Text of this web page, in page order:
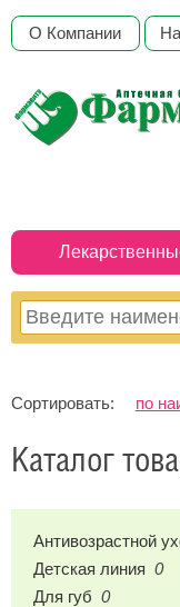
О Компании
препараты
Сортировать: по
Каталог
Антивозрастной
Детская линия 0
Для губ 0